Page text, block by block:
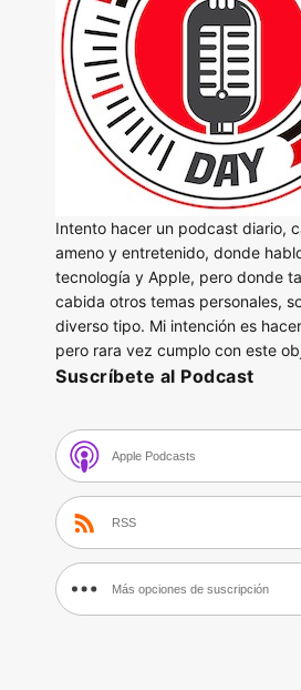
Intento hacer un podcast diario,
ameno y entretenido, donde
tecnología y Apple, pero donde
cabida otros temas personales,
diverso tipo. Mi intención es
pero rara vez cumplo con este
Suscríbete al Podcast
Apple Podcasts
RSS
Más opciones de suscripción